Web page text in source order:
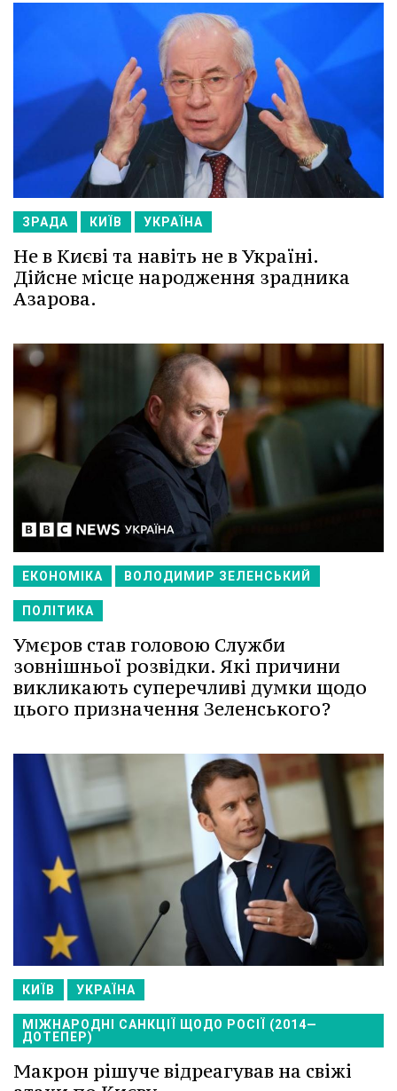
ЗРАДА КИЇВ УКРАЇНА
Не в Києві та навіть не в Україні.
Дійсне місце народження зрадника
Азарова.
ЕКОНОМІКА ВОЛОДИМИР ЗЕЛЕНСЬКИЙ
ПОЛІТИКА
Умєров став головою Служби
зовнішньої розвідки. Які причини
викликають суперечливі думки щодо
цього призначення Зеленського?
КИЇВ УКРАЇНА
МІЖНАРОДНІ САНКЦІЇ ЩОДО РОСІЇ (2014—
ДОТЕПЕР)
Макрон рішуче відреагував на свіжі